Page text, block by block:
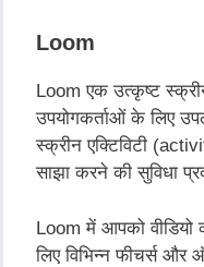
Loom
Loomएक उत्कृष्ट
उपयोगकर्ताओं के लिए
स्क्रीन एक्टिविटी
साझा करने की सुविधा
Loomमें आपको वीडियो
लिए विभिन्न फीचर्स और